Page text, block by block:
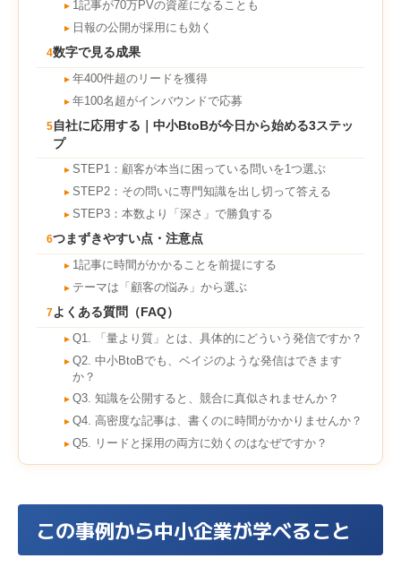
► 1記事が70万PVの資産になることも
► 日報の公開が採用にも効く
4数字で見る成果
► 年400件超のリードを獲得
► 年100名超がインバウンドで応募
5自社に応用する｜中小BtoBが今日から始める3ステッ
プ
► STEP1：顧客が本当に困っている問いを1つ選ぶ
► STEP2：その問いに専門知識を出し切って答える
► STEP3：本数より「深さ」で勝負する
6つまずきやすい点・注意点
► 1記事に時間がかかることを前提にする
► テーマは「顧客の悩み」から選ぶ
7よくある質問（FAQ）
► Q1. 「量より質」とは、具体的にどういう発信ですか？
► Q2. 中小BtoBでも、ベイジのような発信はできます
か？
► Q3. 知識を公開すると、競合に真似されませんか？
► Q4. 高密度な記事は、書くのに時間がかかりませんか？
► Q5. リードと採用の両方に効くのはなぜですか？
この事例から中小企業が学べること